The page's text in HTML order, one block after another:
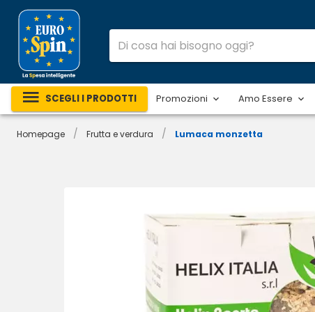
SCEGLI I PRODOTTI Promozioni Amo Essere
Homepage / Frutta e verdura / Lumaca monzetta